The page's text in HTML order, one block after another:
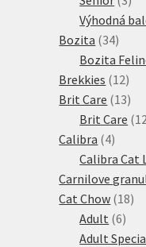
Výhodná
Bozita 3434
Bozita
Brekkies 1212
Brit Care 1313
Brit Care 12
Calibra 44
Calibra Cat
Carnilove
Cat Chow 1818
Adult 66
Adult